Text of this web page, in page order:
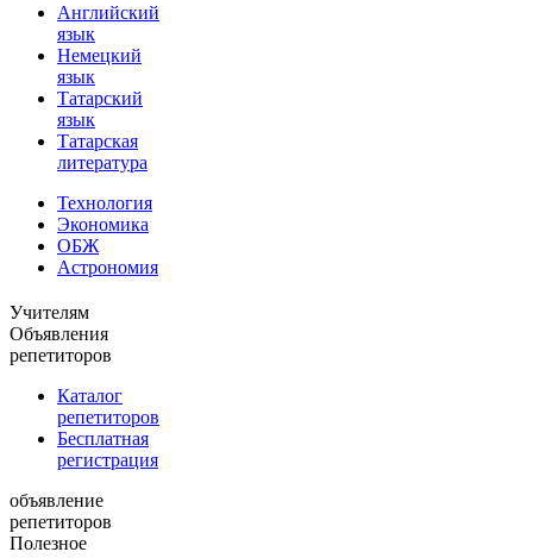
Английский
язык
Немецкий
язык
Татарский
язык
Татарская
литература
Технология
Экономика
ОБЖ
Астрономия
Учителям
Объявления
репетиторов
Каталог
репетиторов
Бесплатная
регистрация
объявление
репетиторов
Полезное